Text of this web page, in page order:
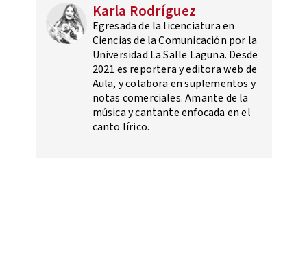
Karla Rodríguez
Egresada de la licenciatura en
Ciencias de la Comunicación por la
Universidad La Salle Laguna. Desde
2021 es reportera y editora web de
Aula, y colabora en suplementos y
notas comerciales. Amante de la
música y cantante enfocada en el
canto lírico.